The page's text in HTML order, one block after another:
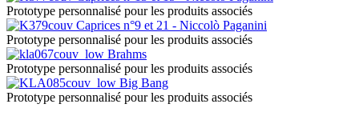
Prototype personnalisé pour les produits associés
Caprices n°9 et 21 - Niccolò Paganini
Prototype personnalisé pour les produits associés
Brahms
Prototype personnalisé pour les produits associés
Big Bang
Prototype personnalisé pour les produits associés